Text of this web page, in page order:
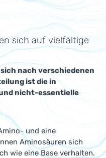
sich auf vielfältige
nach verschiedenen
ist die in
nicht-essentielle
und eine
Aminosäuren sich
wie eine Base verhalten.